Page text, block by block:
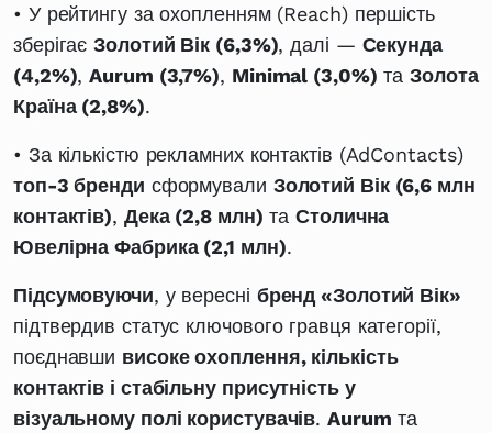
• У рейтингу за охопленням (Reach) першість
зберігаєЗолотий Вік (6,3%), далі — Секунда
(4,2%),Aurum (3,7%), Minimal (3,0%) таЗолота
Країна (2,8%).
• За кількістю рекламних контактів (AdContacts)
топ-3 бренди сформували Золотий Вік (6,6 млн
контактів), Дека (2,8 млн) таСтолична
Ювелірна Фабрика (2,1 млн).
Підсумовуючи, у вересні бренд «Золотий Вік»
підтвердив статус ключового гравця категорії,
поєднавши високе охоплення, кількість
контактів і стабільну присутність у
візуальному полі користувачів.Aurum та